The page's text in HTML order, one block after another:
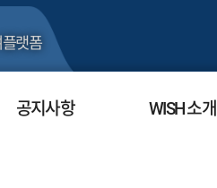
플랫폼
공지사항 WISH 소개